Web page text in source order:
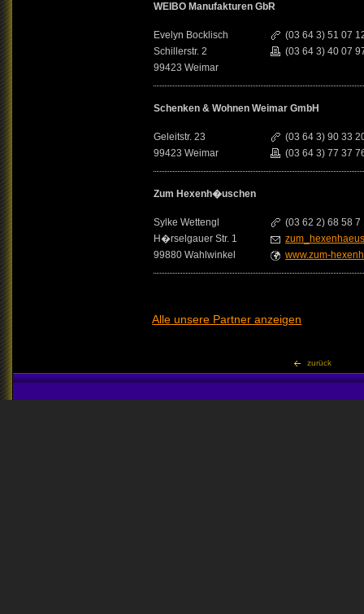
WEIBO Manufakturen GbR
Evelyn Bocklisch
Schillerstr. 2
99423 Weimar
(03 64 3) 51 07
(03 64 3) 40 07
Schenken & Wohnen Weimar GmbH
Geleitstr. 23
99423 Weimar
(03 64 3) 90 33
(03 64 3) 77 37
Zum Hexenh�uschen
Sylke Wettengl
H�rselgauer Str. 1
99880 Wahlwinkel
(03 62 2) 68 58 7
www.zum-
Alle unsere Partner anzeigen
zurück